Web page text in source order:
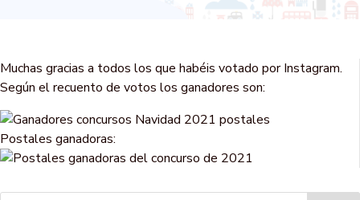
Muchas gracias a todos los que habéis votado por Instagram.
Según el recuento de votos los ganadores son:
Postales ganadoras: